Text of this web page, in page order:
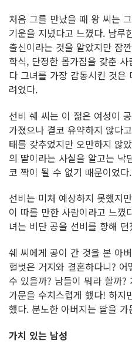
처음 그를 만났을 때 왕 씨는
기운을 지녔다고 느꼈다. 남루
출신이라는 것을 알았지만 잠
학식, 단정한 몸가짐을 갖춘
다 그녀를 가장 감동시킨 것은
려였다.
선비 쉐 씨는 이 젊은 여성이
가졌으나 결코 유약하지 않다
태를 갖추었지만 오만하지 않
의 딸이라는 사실을 알고는 낙
코 짝이 될 수 없기 때문이었다.
선비는 미처 예상하지 못했지
이 따를 만한 사람이라고 느꼈
녀는 비단 공을 선비를 향해 던
쉐 씨에게 공이 간 것을 본 아
헐벗은 거지와 결혼하다니?
수 있을까? 남들이 뭐라 할까
가문을 수치스럽게 했다! 하지
했다. 분노한 아버지는 딸을 가
가치 있는 남성